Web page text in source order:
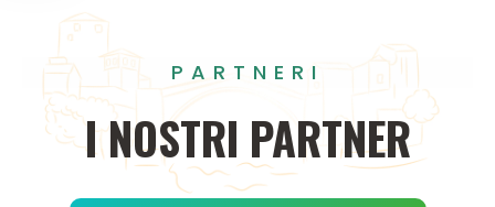
PARTNERI
INOSTRI PARTNER